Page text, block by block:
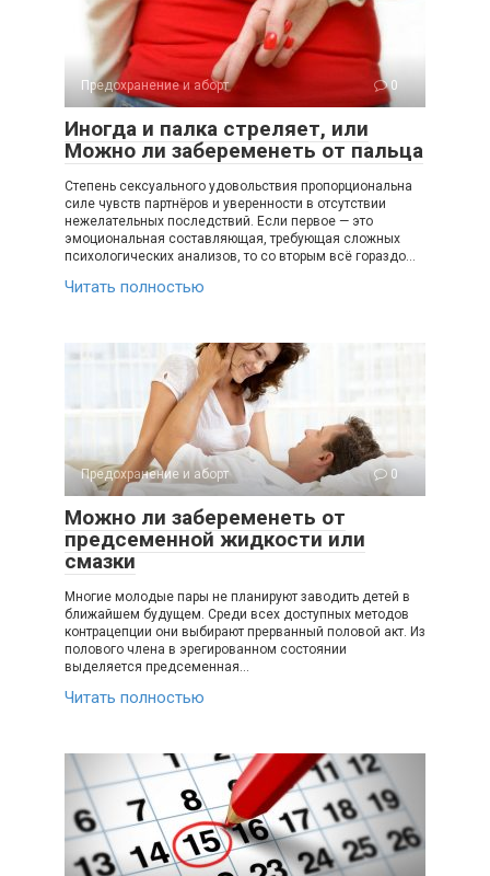
Предохранение и аборт 0
Иногда и палка стреляет, или
Можно ли забеременеть от пальца
Степень сексуального удовольствия пропорциональна
силе чувств партнёров и уверенности в отсутствии
нежелательных последствий. Если первое — это
эмоциональная составляющая, требующая сложных
психологических анализов, то со вторым всё гораздо…
Читать полностью
Предохранение и аборт 0
Можно ли забеременеть от
предсеменной жидкости или
смазки
Многие молодые пары не планируют заводить детей в
ближайшем будущем. Среди всех доступных методов
контрацепции они выбирают прерванный половой акт. Из
полового члена в эрегированном состоянии
выделяется предсеменная…
Читать полностью